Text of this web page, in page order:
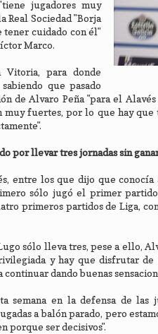
jugadores muy
Real Sociedad "Borja
tener cuidado con él"
Marco.
Vitoria, para donde
que pasado
de Alvaro Peña "para el
muy fuertes, por lo que hay
por llevar tres jornadas sin
entre los que dijo que
sólo jugó el primer
primeros partidos de Liga,
sólo lleva tres, pese a ello,
y hay que disfrutar
dando buenas
semana en la defensa de las
a balón parado, pero
porque ser decisivos".